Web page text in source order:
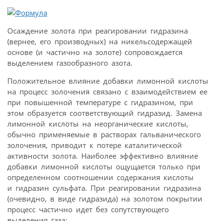
Осаждение золота при реагировании гидразина
(вернее, его производных) на никельсодержащей
основе (и частично на золоте) сопровождается
выделением газообразного азота.
Положительное влияние добавки лимонной кислоты
на процесс золочения связано с взаимодействием ее
при повышенной температуре с гидразином, при
этом образуется соответствующий гидразид. Замена
лимонной кислоты на неорганические кислоты,
обычно применяемые в растворах гальванического
золочения, приводит к потере каталитической
активности золота. Наиболее эффективно влияние
добавки лимонной кислоты ощущается только при
определенном соотношении содержания кислоты
и гидразин сульфата. При реагировании гидразина
(очевидно, в виде гидразида) на золотом покрытии
процесс частично идет без сопутствующего